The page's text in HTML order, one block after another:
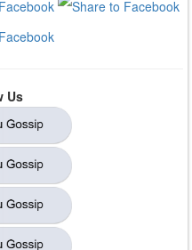
Us